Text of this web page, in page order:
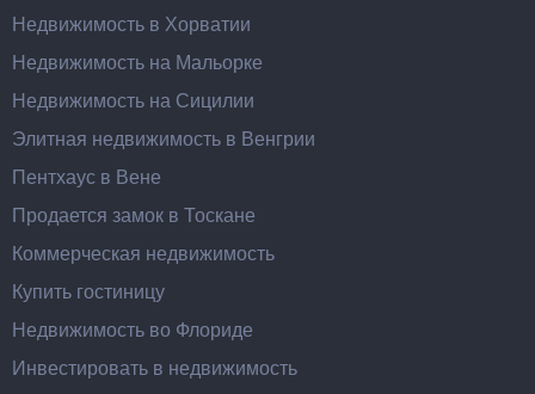
Недвижимость в Хорватии
Недвижимость на Мальорке
Недвижимость на Сицилии
Элитная недвижимость в Венгрии
Пентхаус в Вене
Продается замок в Тоскане
Коммерческая недвижимость
Купить гостиницу
Недвижимость во Флориде
Инвестировать в недвижимость